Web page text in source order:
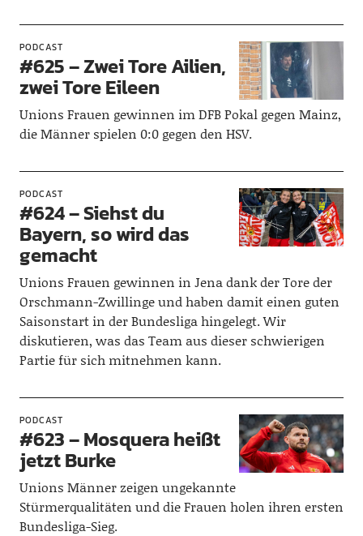
PODCAST
#625 – Zwei Tore Ailien,
zwei Tore Eileen
Unions Frauen gewinnen im DFB Pokal gegen Mainz,
die Männer spielen 0:0 gegen den HSV.
PODCAST
#624 – Siehst du
Bayern, so wird das
gemacht
Unions Frauen gewinnen in Jena dank der Tore der
Orschmann-Zwillinge und haben damit einen guten
Saisonstart in der Bundesliga hingelegt. Wir
diskutieren, was das Team aus dieser schwierigen
Partie für sich mitnehmen kann.
PODCAST
#623 – Mosquera heißt
jetzt Burke
Unions Männer zeigen ungekannte
Stürmerqualitäten und die Frauen holen ihren ersten
Bundesliga-Sieg.